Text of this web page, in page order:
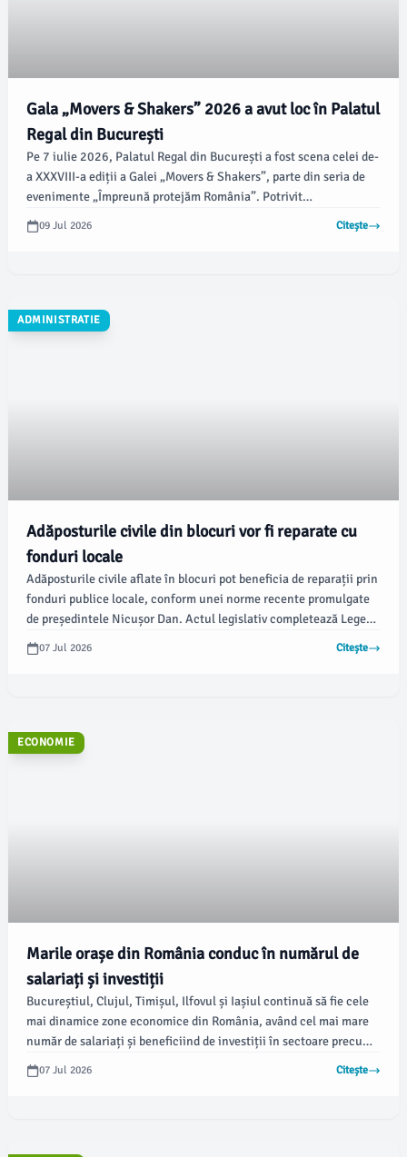
Gala „Movers & Shakers” 2026 a avut loc în Palatul
Regal din București
Pe 7 iulie 2026, Palatul Regal din București a fost scena celei de-
a XXXVIII-a ediții a Galei „Movers & Shakers”, parte din seria de
evenimente „Împreună protejăm România”. Potrivit
opiniabuzau.ro, evenimentul, organizat de Grupul de Presă
MediaUno, Departamentul pentru Dezvoltare Durabilă și
09 Jul 2026 Citește
ADMINISTRATIE
Adăposturile civile din blocuri vor fi reparate cu
fonduri locale
Adăposturile civile aflate în blocuri pot beneficia de reparații prin
fonduri publice locale, conform unei norme recente promulgate
de președintele Nicușor Dan. Actul legislativ completează Legea
481/2004 privind protecția civilă și permite autorităților locale
să sprijine aceste inițiative financiare.
07 Jul 2026 Citește
ECONOMIE
Marile orașe din România conduc în numărul de
salariați și investiții
Bucureștiul, Clujul, Timișul, Ilfovul și Iașiul continuă să fie cele
mai dinamice zone economice din România, având cel mai mare
număr de salariați și beneficiind de investiții în sectoare precum
IT, logistică și servicii. Conform datelor Institutului Național de
Statistică, citate de Economedia, diferențele dintre regiunile
07 Jul 2026 Citește